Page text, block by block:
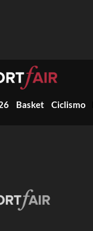
Basket Ciclismo